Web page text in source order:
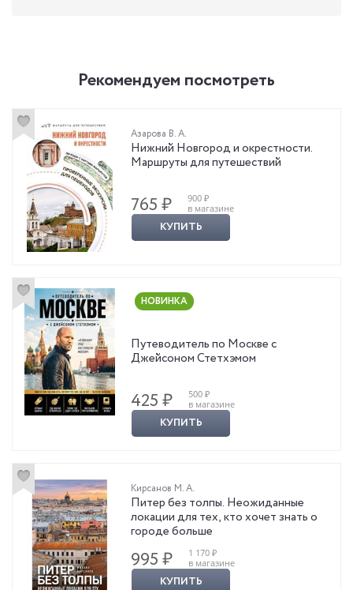
Рекомендуем посмотреть
Азарова В. А.
Нижний Новгород и окрестности.
Маршруты для путешествий
765 ₽
900 ₽
в магазине
КУПИТЬ
НОВИНКА
Путеводитель по Москве с
Джейсоном Стетхэмом
425 ₽
500 ₽
в магазине
КУПИТЬ
Кирсанов М. А.
Питер без толпы. Неожиданные
локации для тех, кто хочет знать о
городе больше
995 ₽
1 170 ₽
в магазине
КУПИТЬ